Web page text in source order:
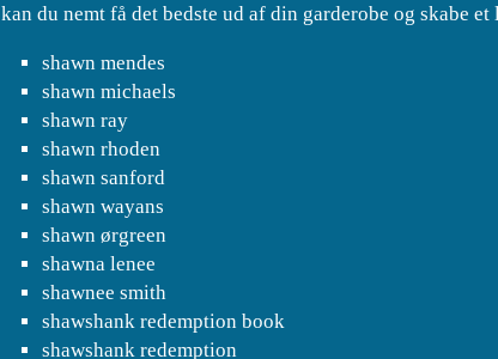
kan du nemt få det bedste ud af din garderobe og skabe
shawn mendes
shawn michaels
shawn ray
shawn rhoden
shawn sanford
shawn wayans
shawn ørgreen
shawna lenee
shawnee smith
shawshank redemption book
shawshank redemption